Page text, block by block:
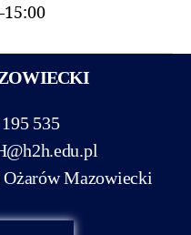
535
Mazowiecki